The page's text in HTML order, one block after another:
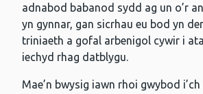
adnabod babanod sydd ag un o’r
yn gynnar, gan sicrhau eu bod yn
triniaeth a gofal arbenigol cywir i
iechyd rhag datblygu.
Mae’n bwysig iawn rhoi gwybod